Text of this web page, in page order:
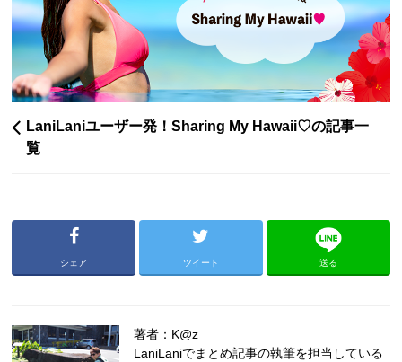
LaniLaniユーザー発！Sharing My Hawaii♡の記事一
覧
シェア ツイート 送る
著者：K@z
LaniLaniでまとめ記事の執筆を担当している